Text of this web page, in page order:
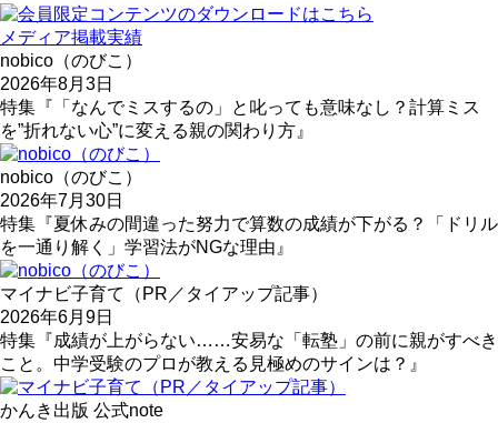
メディア掲載実績
nobico（のびこ）
2026年8月3日
特集『「なんでミスするの」と叱っても意味なし？計算ミス
を”折れない心”に変える親の関わり方』
nobico（のびこ）
2026年7月30日
特集『夏休みの間違った努力で算数の成績が下がる？「ドリル
を一通り解く」学習法がNGな理由』
マイナビ子育て（PR／タイアップ記事）
2026年6月9日
特集『成績が上がらない……安易な「転塾」の前に親がすべき
こと。中学受験のプロが教える見極めのサインは？』
かんき出版 公式note